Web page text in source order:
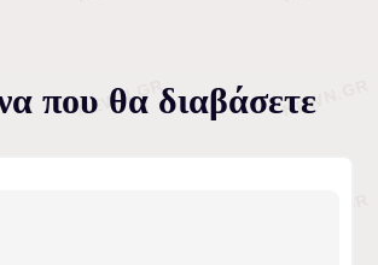
που θα διαβάσετε